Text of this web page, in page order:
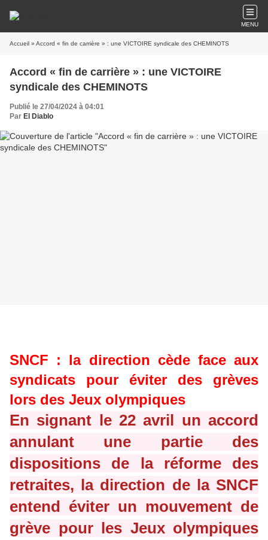
MENU
Accueil » Accord « fin de carrière » : une VICTOIRE syndicale des CHEMINOTS
Accord « fin de carrière » : une VICTOIRE
syndicale des CHEMINOTS
Publié le 27/04/2024 à 04:01
Par El Diablo
SNCF : la direction cède face aux
syndicats pour éviter des grèves
lors des Jeux olympiques
En signant le 22 avril un accord
annulant une partie des
dispositions de la réforme des
retraites, la direction de la SNCF
entend éviter un mouvement de
grève pour les Jeux olympiques